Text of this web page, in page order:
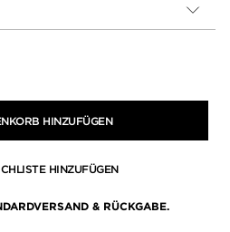
HINZUFÜGEN
HINZUFÜGEN
& RÜCKGABE.